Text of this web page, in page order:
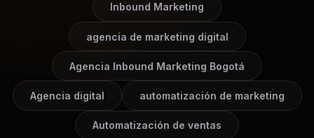
Inbound Marketing
agencia de marketing digital
Agencia Inbound Marketing Bogotá
Agencia digital automatización de marketing
Automatización de ventas